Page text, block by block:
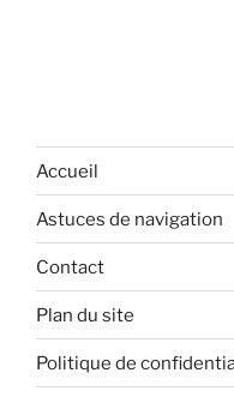
Accueil
Astuces de navigation
Contact
Plan du site
Politique de